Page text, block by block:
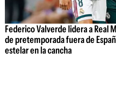
Federico Valverde lidera a Real
de pretemporada fuera de
estelar en la cancha